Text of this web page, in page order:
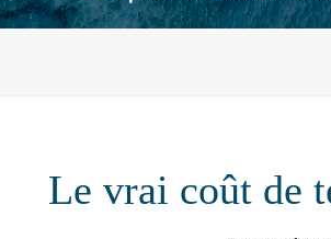
Le vrai coût de